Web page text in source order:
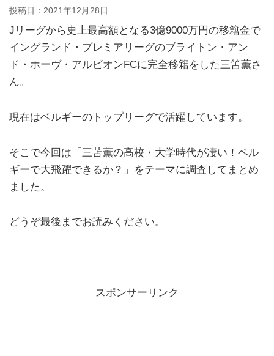
投稿日： 2021年12月28日
Jリーグから史上最高額となる3億9000万円の移籍金で
イングランド・プレミアリーグのブライトン・アン
ド・ホーヴ・アルビオンFCに完全移籍をした三笘薫さ
ん。
現在はベルギーのトップリーグで活躍しています。
そこで今回は「三苫薫の高校・大学時代が凄い！ベル
ギーで大飛躍できるか？」をテーマに調査してまとめ
ました。
どうぞ最後までお読みください。
スポンサーリンク